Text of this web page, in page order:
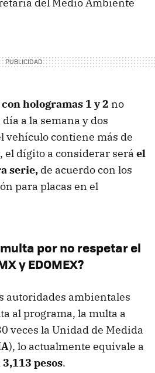
del Medio Ambiente
hologramas 1 y 2 no
a la semana y dos
vehículo contiene más de
dígito a considerar será el
serie, de acuerdo con los
para placas en el
por no respetar el
y EDOMEX?
autoridades ambientales
al programa, la multa a
veces la Unidad de Medida
), lo actualmente equivale a
3,113 pesos.